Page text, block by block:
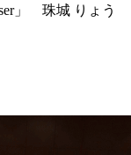
」 珠城 りょう